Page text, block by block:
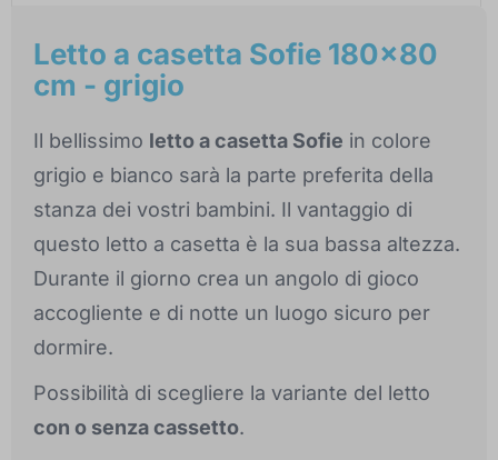
Letto a casetta Sofie 180x80
cm - grigio
Il bellissimo letto a casetta Sofie in colore
grigio e bianco sarà la parte preferita della
stanza dei vostri bambini. Il vantaggio di
questo letto a casetta è la sua bassa altezza.
Durante il giorno crea un angolo di gioco
accogliente e di notte un luogo sicuro per
dormire.
Possibilità di scegliere la variante del letto
con o senza cassetto.